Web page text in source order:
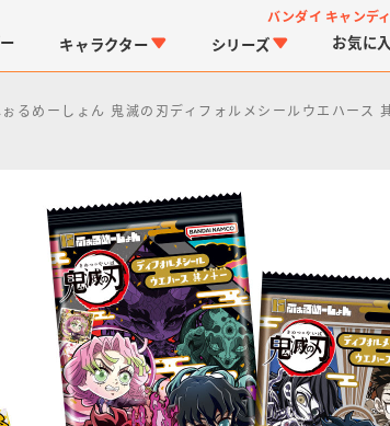
バンダイ キャンデ
キャラクター
仮面ライダーシリーズ
PROJECT
ーパー戦隊シリ
シリーズ
キャラパキ つりグミ
お気に
るめーしょん 鬼滅の刃ディフォルメシールウエハース